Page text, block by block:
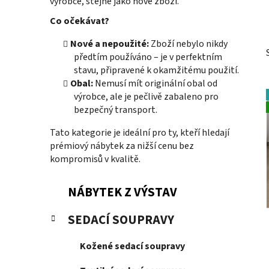
Co očekávat?
Nové a nepoužité:Zboží nebylo nikdy
předtím používáno – je v perfektním
stavu, připravené k okamžitému použití.
Obal:Nemusí mít originální obal od
výrobce, ale je pečlivě zabaleno pro
bezpečný transport.
Tato kategorie je ideální pro ty, kteří hledají
prémiový nábytek za nižší cenu bez
kompromisů v kvalitě.
s
Přeskočit
kategorie
e
NÁBYTEK Z VÝSTAV
SEDACÍ SOUPRAVY
Kožené sedací soupravy
i
r